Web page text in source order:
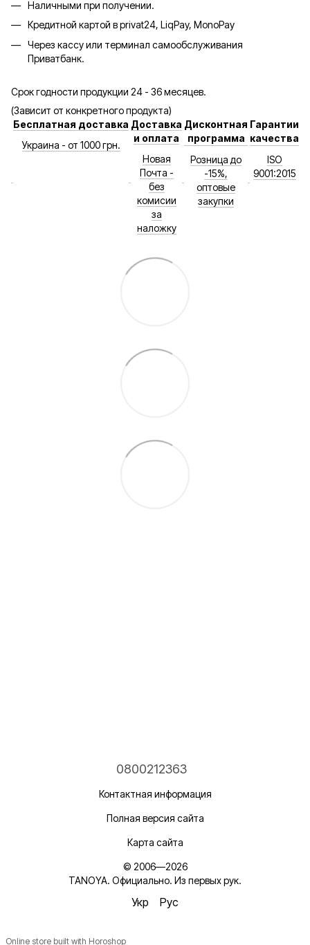
Наличными при получении.
Кредитной картой в privat24, LiqPay, MonoPay
Через кассу или терминал самообслуживания
Приватбанк.
Срок годности продукции 24 - 36 месяцев.
(Зависит от конкретного продукта)
Бесплатная доставка
Украина - от 1000 грн.
Доставка
и оплата
Новая
Почта -
без
комисии
за
наложку
Дисконтная
программа
Розница до
-15%,
оптовые
закупки
Гарантии
качества
ISO
9001:2015
0800212363
Контактная информация
Полная версия сайта
Карта сайта
© 2006—2026
TANOYA. Официально. Из первых рук.
Укр Рус
Online store built with Horoshop